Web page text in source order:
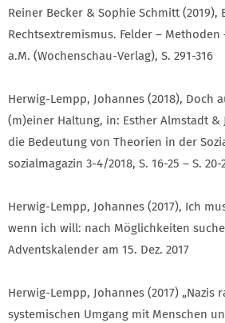
Reiner Becker & Sophie Schmitt
Rechtsextremismus. Felder –
a.M. (Wochenschau-Verlag), S. 291-316
Herwig-Lempp, Johannes (2018), Doch
(m)einer Haltung, in: Esther Almstadt &
die Bedeutung von Theorien in der
sozialmagazin 3-4/2018, S. 16-25 – S. 20-
Herwig-Lempp, Johannes (2017), Ich
wenn ich will: nach Möglichkeiten
Adventskalender am 15. Dez. 2017
Herwig-Lempp, Johannes (2017) „Nazis
systemischen Umgang mit Menschen